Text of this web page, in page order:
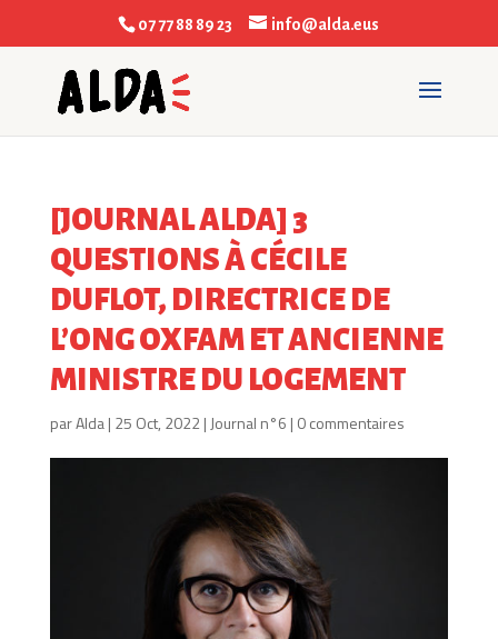
07 77 88 89 23 info@alda.eus
[JOURNAL ALDA] 3
QUESTIONS À CÉCILE
DUFLOT, DIRECTRICE DE
L’ONG OXFAM ET ANCIENNE
MINISTRE DU LOGEMENT
parAlda| 25 Oct, 2022| Journal n°6 | 0 commentaires